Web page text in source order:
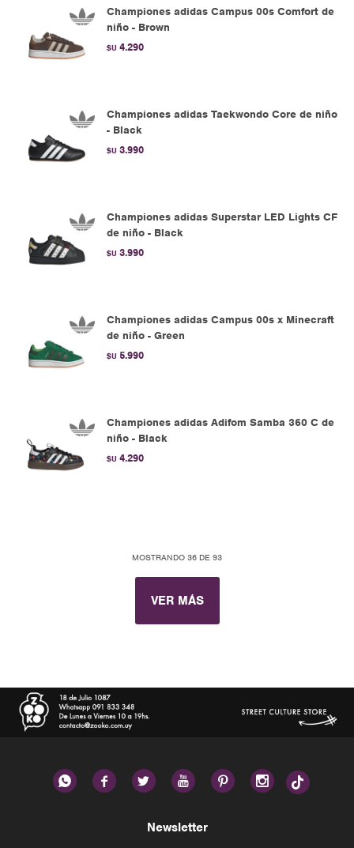
Championes adidas Campus 00s Comfort de
niño - Brown
$U 4.290
Championes adidas Taekwondo Core de niño
- Black
$U 3.990
Championes adidas Superstar LED Lights CF
de niño - Black
$U 3.990
Championes adidas Campus 00s x Minecraft
de niño - Green
$U 5.990
Championes adidas Adifom Samba 360 C de
niño - Black
$U 4.290
MOSTRANDO 36 DE 93
VER MÁS
     
Newsletter